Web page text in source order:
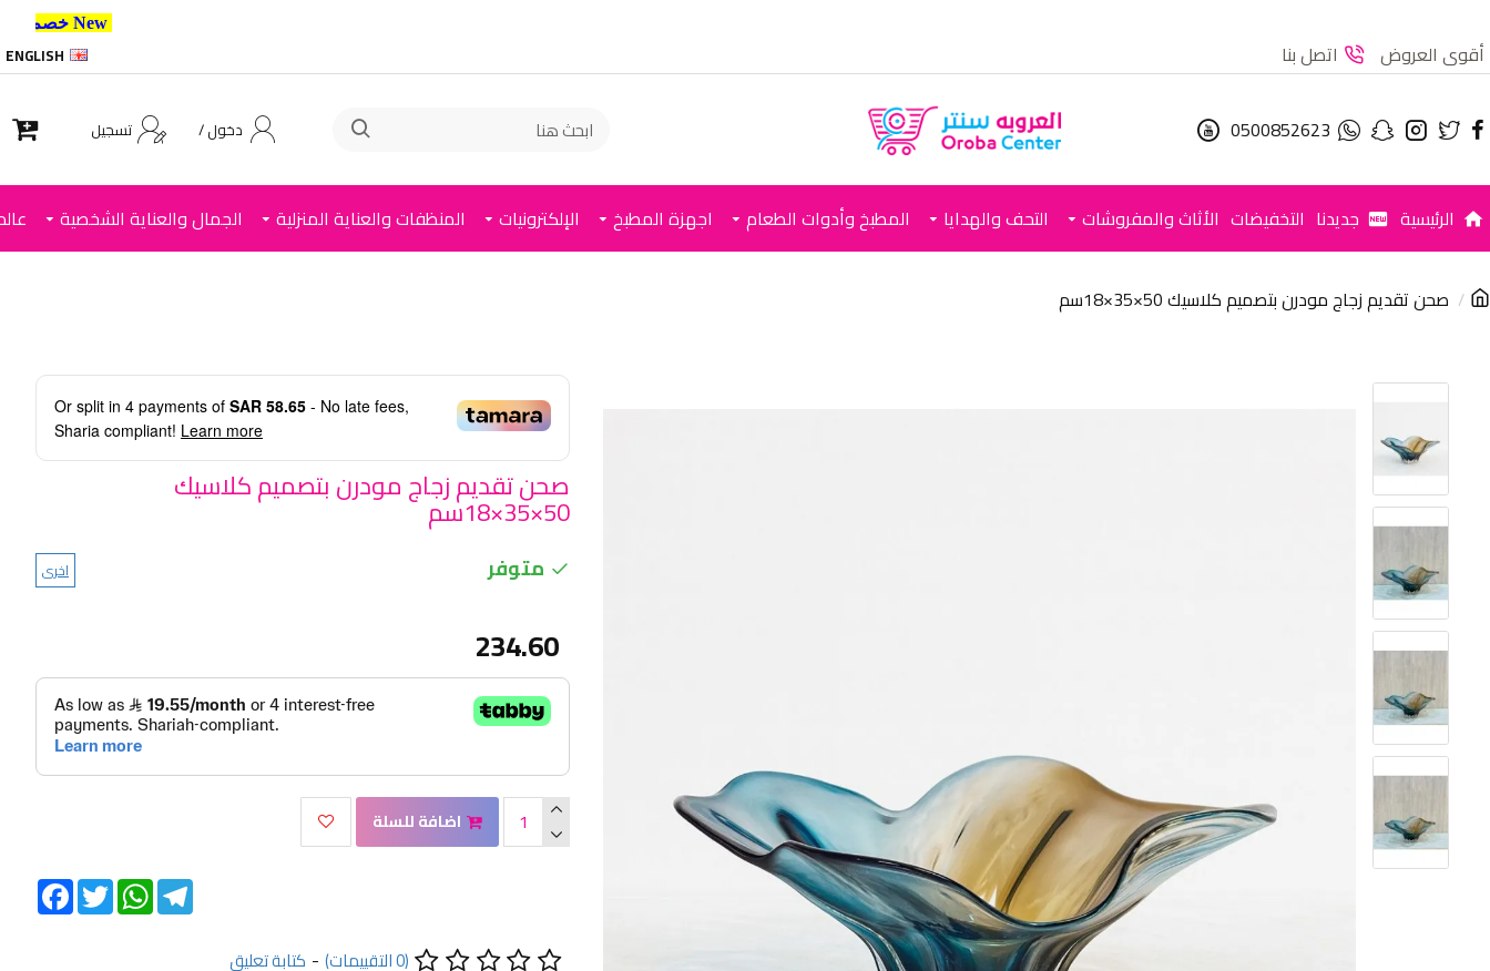
أقوى العروض اتصل بنا ENGLISH
0500852623 دخول / تسجيل
الرئيسية جديدنا التخفيضات الأثاث والمفروشات التحف والهدايا المطبخ وأدوات الطعام اجهزة المطبخ الإلكترونيات المنظفات والعناية المنزلية الجمال والعناية الشخصية
صحن تقديم زجاج مودرن بتصميم كلاسيك 50×35×18سم
Or split in 4 payments of SAR 58.65 - No late fees,
Sharia compliant! Learn more
صحن تقديم زجاج مودرن بتصميم كلاسيك
50×35×18سم
متوفر اخرى
(0 التقييمات) - كتابة تعليق
234.60
اضافة للسلة
FacebookTwitter
WhatsAppTelegram